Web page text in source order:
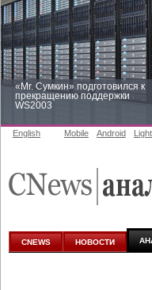
«Mr. Сумкин» подготовился к
прекращению поддержки
WS2003
аналитике
English Mobile Android Light
CNEWS НОВОСТИ